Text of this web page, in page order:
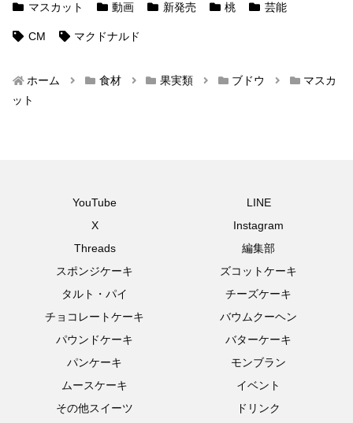
マスカット 動画 新発売 桃 芸能
CM マクドナルド
ホーム 食材 果実類 ブドウ
マスカ
ット
YouTube
LINE
X
Instagram
Threads
編集部
スポンジケーキ
ズコットケーキ
タルト・パイ
チーズケーキ
チョコレートケーキ
バウムクーヘン
パウンドケーキ
バターケーキ
パンケーキ
モンブラン
ムースケーキ
イベント
その他スイーツ
ドリンク